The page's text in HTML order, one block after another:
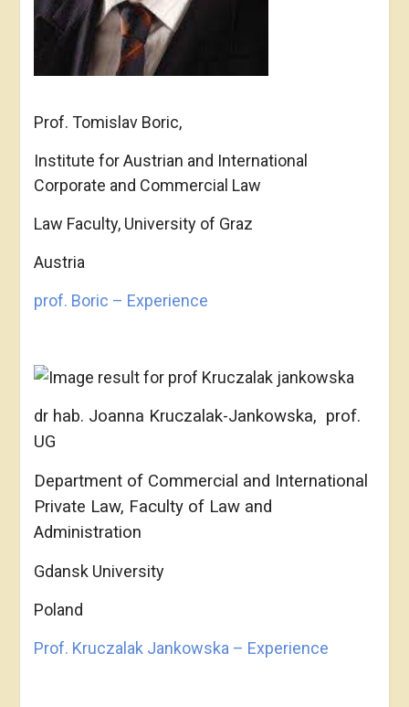
Prof. Tomislav Boric,
Institute for Austrian and International
Corporate and Commercial Law
Law Faculty, University of Graz
Austria
prof. Boric – Experience
dr hab. Joanna Kruczalak-Jankowska, prof.
UG
Department of Commercial and International
Private Law, Faculty of Law and
Administration
Gdansk University
Poland
Prof. Kruczalak Jankowska – Experience